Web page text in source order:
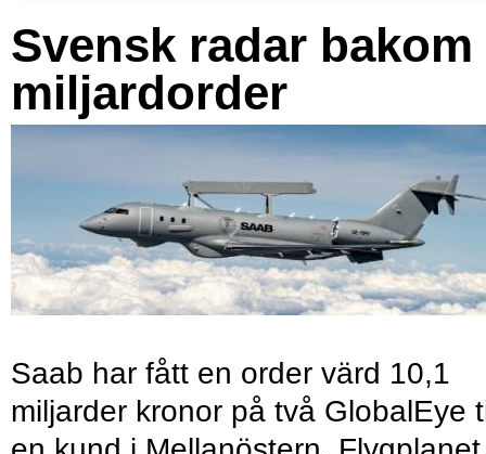
Svensk radar bakom
miljardorder
Saab har fått en order värd 10,1
miljarder kronor på två GlobalEye